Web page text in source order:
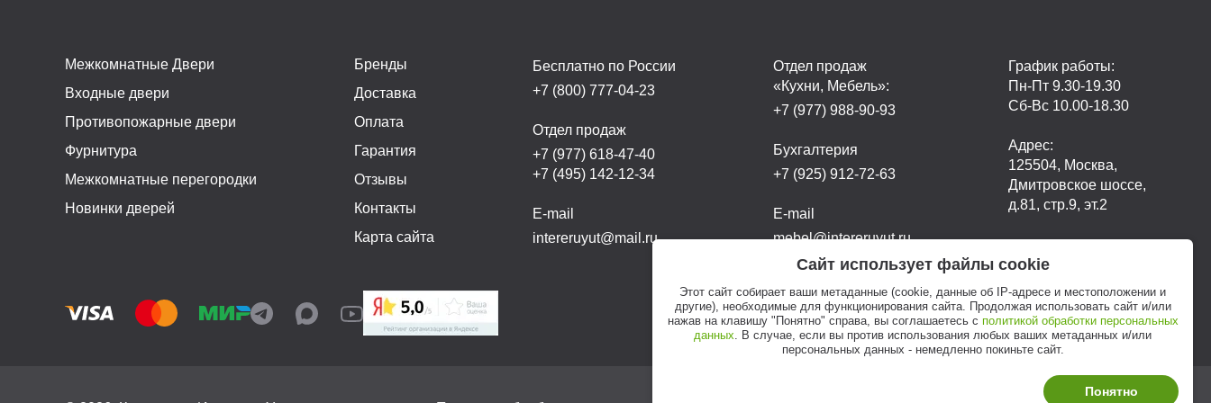
Сайт использует файлы cookie
Этот сайт собирает ваши метаданные (cookie, данные об IP-адресе и местоположении и
другие), необходимые для функционирования сайта. Продолжая использовать сайт и/или
нажав на клавишу "Понятно" справа, вы соглашаетесь с политикой обработки персональных
данных. В случае, если вы против использования любых ваших метаданных и/или
персональных данных - немедленно покиньте сайт.
Понятно
Межкомнатные Двери
Входные двери
Противопожарные двери
Фурнитура
Межкомнатные перегородки
Новинки дверей
Бренды
Доставка
Оплата
Гарантия
Отзывы
Контакты
Карта сайта
Бесплатно по России
+7 (800) 777-04-23
Отдел продаж
+7 (977) 618-47-40
+7 (495) 142-12-34
E-mail
intereruyut@mail.ru
Отдел продаж
«Кухни, Мебель»:
+7 (977) 988-90-93
Бухгалтерия
+7 (925) 912-72-63
E-mail
mebel@intereruyut.ru
График работы:
Пн-Пт 9.30-19.30
Сб-Вс 10.00-18.30
Адрес:
125504, Москва,
Дмитровское шоссе,
д.81, стр.9, эт.2